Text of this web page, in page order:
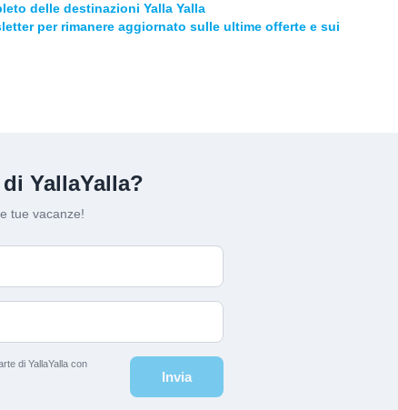
delle destinazioni Yalla Yalla
per rimanere aggiornato sulle ultime offerte e sui
YallaYalla?
tue vacanze!
di YallaYalla con
Invia